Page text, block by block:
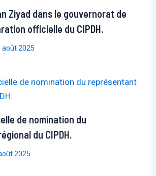
Ziyad dans le gouvernorat de
officielle du CIPDH.
août 2025
de nomination du
du CIPDH.
2025